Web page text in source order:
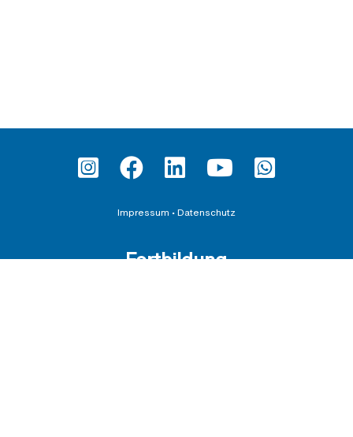
Impressum •Datenschutz
Fortbildung